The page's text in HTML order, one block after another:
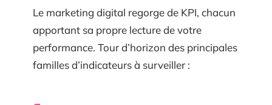
Le marketing digital regorge de KPI, chacun
apportant sa propre lecture de votre
performance. Tour d’horizon des principales
familles d’indicateurs à surveiller :